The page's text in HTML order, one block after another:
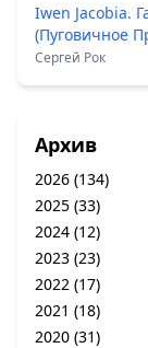
Iwen Jacobia.
(Пуговичное
Сергей Рок
Архив
2026 (134)
2025 (33)
2024 (12)
2023 (23)
2022 (17)
2021 (18)
2020 (31)